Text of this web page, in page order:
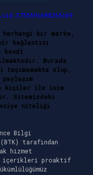
bir marka,
bağlantısı
kendi
Burada
olup,
ve kişiler ile isim
Sitemizdeki
niteliği
Bilgi
tarafından
hizmet
içerikleri proaktif